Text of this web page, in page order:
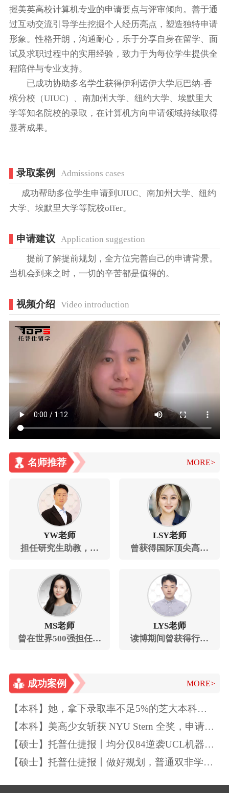
握美英高校计算机专业的申请要点与评审倾向。善于通
过互动交流引导学生挖掘个人经历亮点，塑造独特申请
形象。性格开朗，沟通耐心，乐于分享自身在留学、面
试及求职过程中的实用经验，致力于为每位学生提供全
程陪伴与专业支持。
已成功协助多名学生获得伊利诺伊大学厄巴纳-香
槟分校（UIUC）、南加州大学、纽约大学、埃默里大
学等知名院校的录取，在计算机方向申请领域持续取得
显著成果。
录取案例 Admissions cases
成功帮助多位学生申请到UIUC、南加州大学、纽约
大学、埃默里大学等院校offer。
申请建议 Application suggestion
提前了解提前规划，全方位完善自己的申请背景。
当机会到来之时，一切的辛苦都是值得的。
视频介绍 Video introduction
名师推荐 MORE>
YW老师
担任研究生助教，辅
验车间监督管理学生
的机械设计项目
LSY老师
曾获得国际顶尖高校
学金与最高学术荣誉
MS老师
曾在世界500强担任数
LYS老师
读博期间曾获得行业
成功案例 MORE>
【本科】她，拿下录取率不足5%的芝大本科
Offer！独一无二的特质如此“养成”~
【本科】美高少女斩获 NYU Stern 全奖，申请季
精准规划圆梦顶尖商学院
【硕士】托普仕捷报丨均分仅84逆袭UCL机器学
习
【硕士】托普仕捷报丨做好规划，普通双非学生